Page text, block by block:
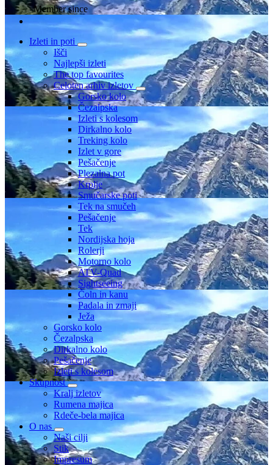
Member since
Izleti in poti
Išči
Najlepši izleti
The top favourites
Celoten arhiv izletov
Gorsko kolo
Čezalpska
Izleti s kolesom
Dirkalno kolo
Treking kolo
Izlet v gore
Pešačenje
Plezalna pot
Krplje
Smučarske poti
Tek na smučeh
Pešačenje
Tek
Nordijska hoja
Rolerji
Motorno kolo
ATV-Quad
Sightseeing
Čoln in kanu
Padala in zmaji
Ježa
Gorsko kolo
Čezalpska
Dirkalno kolo
Pešačenje
Izleti s kolesom
Skupnost
Kralj izletov
Rumena majica
Rdeče-bela majica
O nas
Naši cilji
Stik
Impresum